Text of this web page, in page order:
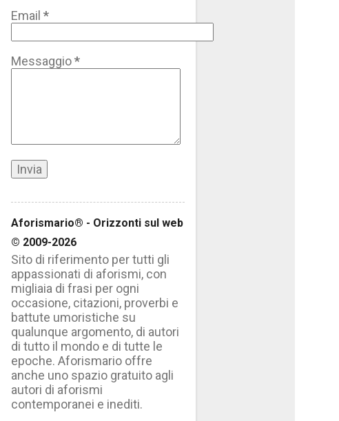
Email *
Messaggio*
Aforismario® - Orizzonti sul web
© 2009-2026
Sito di riferimento per tutti gli
appassionati di aforismi, con
migliaia di frasi per ogni
occasione, citazioni, proverbi e
battute umoristiche su
qualunque argomento, di autori
di tutto il mondo e di tutte le
epoche. Aforismario offre
anche uno spazio gratuito agli
autori di aforismi
contemporanei e inediti.